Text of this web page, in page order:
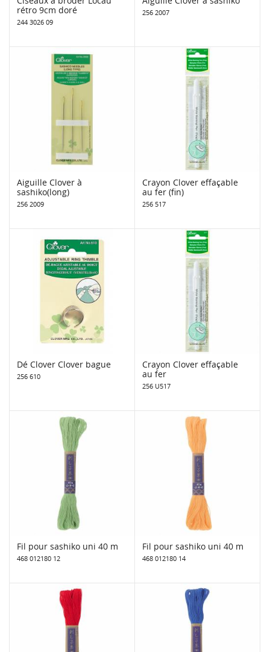
rétro 9cm doré
244 3026 09
256 2007
Aiguille Clover à
sashiko(long)
256 2009
Crayon Clover effaçable
au fer (fin)
256 517
Dé Clover Clover bague
256 610
Crayon Clover effaçable
au fer
256 U517
Fil pour sashiko uni 40 m
468 012180 12
Fil pour sashiko uni 40 m
468 012180 14